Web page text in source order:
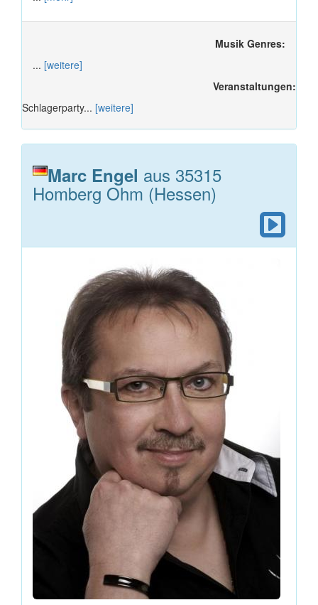
Musik Genres:
... [weitere]
Veranstaltungen:
Schlagerparty... [weitere]
Marc Engel aus 35315
Homberg Ohm (Hessen)